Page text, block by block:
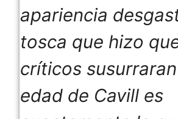
apariencia
tosca que hizo
críticos
edad de Cavill es